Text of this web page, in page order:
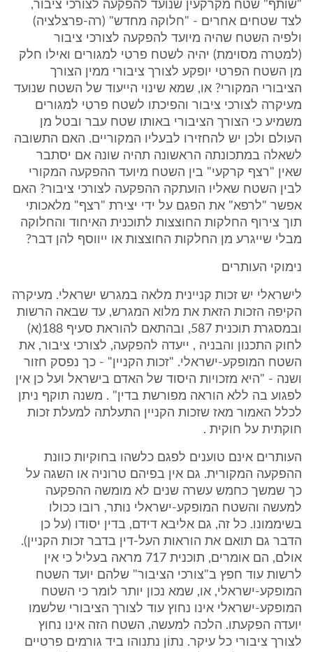
"שותף" שטח מקרקעין שנועד להפקעה לצורכי ציבור,
לצד שטחים אחרים - "חלוקה מחדש" (רה-פרצלציה)
ולפיה השטח שהיה מיועד להפקעה לצורכי ציבור
(למטרה מסוימת) יהיה לשטח פרטי למגורים ואילו חלק
מן השטח הפרטי יופקע לצורך ציבורי ממין הצורך
הציבורי המקורי? או, שמא שינוי הייעוד של השטח שנועד
מעיקרה לצורכי ציבור והפיכתו לשטח פרטי למגורים
משמיע כי הצורך הציבורי באותו שטח עבר ובטל מן
העולם ולכן יש להחזירו לבעליו המקוריים. האם התשובה
לשאלה במתכונתה הראשונה תהיה שונה אם יסתבר
שאין "רצף קרקעי" בין השטח מיועד ההפקעה המקורי
לבין השטח שאליו הועתקה ההפקעה לצורכי ציבור? האם
אפשר "לרפא" את הפגם על ידי יצירת "רצף" מלאכותי
תוך צירוף החלקות החוצצות לתוכנית האיחוד והחלוקה
מבלי שייגרע מן החלקות החוצצות או ייווסף להן דבר?
נימוקי העותרים
לישראלי יש זכות קניינית מלאה במגרש ישראלי. מעיקרה
הקיפה הזכות הזאת את מלוא המגרש, עד שבאה הרשות
ובמסגרת תוכנית 587, ובהתאם להוראת סעיף 188(א)
לחוק התכנון והבניה , ייעדה להפקעה, לצורכי ציבור, את
השטח המופקע-ישראלי. "זכות הקניין" - כך נפסק חזור
ושנה - "היא מזכויות היסוד של האדם בישראל ועל כן אין
לפגוע בה ללא הוראה מפורשת בדין" . משנה תוקף ניתן
לכלל האמור מאז שזכות הקניין התעלתה למעלת זכות
חוקתית על חוקית .
העותרים אינם טוענים לפגם כלשהו בחוקיות כוונת
ההפקעה המקורית. גם אין בפיהם טרוניה או השגה על
כך שמשך כחמש עשרה שנים לא מומשה ההפקעה
למעשה והשטח המופקע-ישראלי נותר, רובו ככולו
בשיממונו. כל זה, גם אליבא דידם, בדין יסודו (על כן
הדבר גם תואם את הוראות העל-דין בדבר זכות הקניין).
אולם, הם אומרים, תוכנית 717 מראה בעליל כי אין
לרשות עוד חפץ ב"צורכי הציבור" שלהם יועד השטח
המופקע-ישראלי, או, שמא נכון יותר לומר כי השטח
המופקע-ישראלי אינו נחוץ עוד לצורך הציבורי שלשמו
יועדה הפקעתו. הלכה למעשה, השטח הזה אינו נחוץ
לצורך ציבורי כל עיקר. נתוֹן נתנוהו ביד גורמים פרטיים